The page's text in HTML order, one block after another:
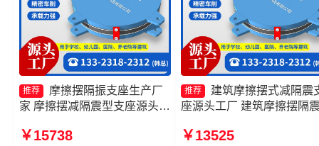
推荐
摩擦摆隔振支座生产厂
家 摩擦摆减隔震型支座源头工
3000-300-3.48生产厂家 FPS-
￥15738
推荐
建筑摩擦摆式减隔震
座源头工厂 建筑摩擦摆隔
座生产厂家 摩擦隔震支座
￥13525